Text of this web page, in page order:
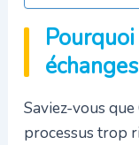
Saviez-vous
processus trop